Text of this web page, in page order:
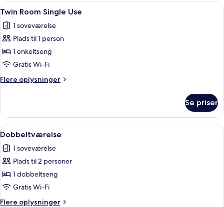
enkeltsenge
Indlæs
alle
billeder
af
Twin
Room
Single
Use
Et hotelværelse med to
6
Twin Room Single Use
1 soveværelse
Plads til 1 person
1 enkeltseng
Gratis Wi-Fi
Flere oplysninger
Flere
Room
Single
Use
Se priser
Indlæs
alle
billeder
af
Dobbeltværelse
Et hotelværelse med en stor seng,
7
Dobbeltværelse
1 soveværelse
Plads til 2 personer
1 dobbeltseng
Gratis Wi-Fi
Flere oplysninger
Flere